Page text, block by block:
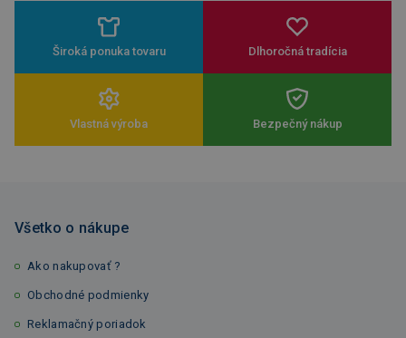
Široká ponuka tovaru Dlhoročná tradícia
Vlastná výroba Bezpečný nákup
Všetko o nákupe
Ako nakupovať ?
Obchodné podmienky
Reklamačný poriadok